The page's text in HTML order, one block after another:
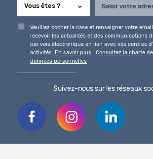
Veuillez cocher la case et renseigner votre
recevoir les actualités et des communications
par voie électronique en lien avec vos centres
activités. En savoir plus
Consultez la charte
données personnelles
Suivez-nous sur les réseaux